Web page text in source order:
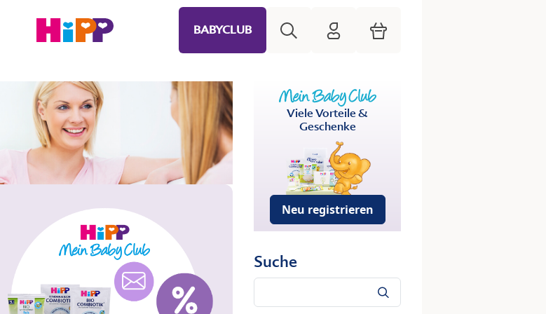
BABYCLUB HiPP Mein Babyclub
Warenkorb
Viele Vorteile &
Geschenke
Neu registrieren
Suche